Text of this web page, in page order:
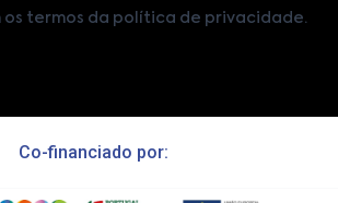
os termos da política de privacidade.
Co-financiado por: